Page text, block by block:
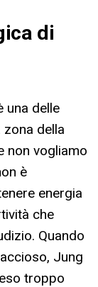
di
una delle
della
non vogliamo
è
energia
che
Quando
Jung
troppo